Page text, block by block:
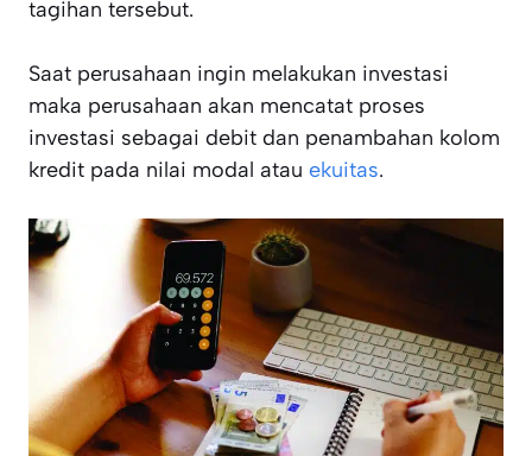
tagihan tersebut.
Saat perusahaan ingin melakukan investasi
maka perusahaan akan mencatat proses
investasi sebagai debit dan penambahan kolom
kredit pada nilai modal atau ekuitas.